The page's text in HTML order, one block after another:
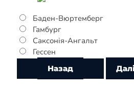
Баден-Вюртемберг
Гамбург
Саксонія-Ангальт
Гессен